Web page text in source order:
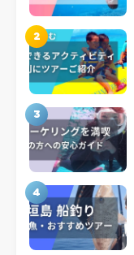
2
3
4